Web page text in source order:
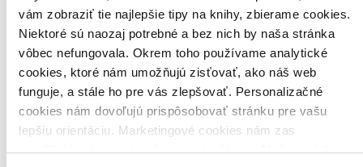
vám zobraziť tie najlepšie tipy na knihy, zbierame cookies.
Niektoré sú naozaj potrebné a bez nich by naša stránka
vôbec nefungovala. Okrem toho používame analytické
cookies, ktoré nám umožňujú zisťovať, ako náš web
funguje, a stále ho pre vás zlepšovať. Personalizačné
cookies nám dovoľujú prispôsobovať stránku pre vašu
lepšiu orientáciu. Marketingové cookies nám zas
umožňujú zobrazenie relevantnej reklamy. Niektoré údaje
Knihabrožovaná väzba
Do 19 – 24 dní
Tento produkt momentálne nemáme na sklade, ale zvyčajne
vám ho vieme zabezpečiť a odoslať do 19 – 24 dní. A
posnažíme sa aj trochu rýchlejšie!
Pridať do zoznamu
Vložiť do košíka